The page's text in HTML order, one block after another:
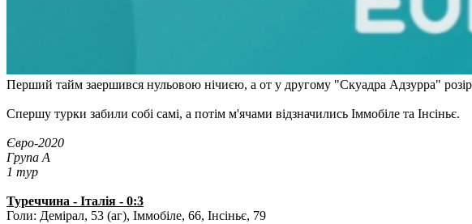
Перший тайм заершився нульовою нічиєю, а от у другому "Скуадра Адзурра"
Спершу турки забили собі самі, а потім м'ячами відзначились Іммобіле та Інсіньє.
Євро-2020
Група А
1 тур
Туреччина - Італія - 0:3
Голи: Демірал, 53 (аг), Іммобіле, 66, Інсіньє, 79